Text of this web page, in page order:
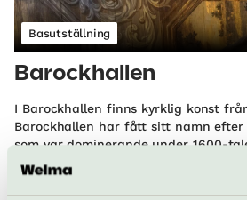
Basutställning
Barockhallen
I Barockhallen finns kyrklig konst
Barockhallen har fått sitt namn
som var dominerande under 1600-
1700-talets början.
Historiska museet | Östermalm